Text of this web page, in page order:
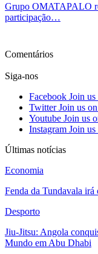
Grupo OMATAPALO
participação…
Comentários
Siga-nos
Facebook Join
Twitter Join us
Youtube Join us
Instagram Join us
Últimas notícias
Economia
Fenda da Tundavala
Desporto
Jiu-Jitsu: Angola
Mundo em Abu Dhabi